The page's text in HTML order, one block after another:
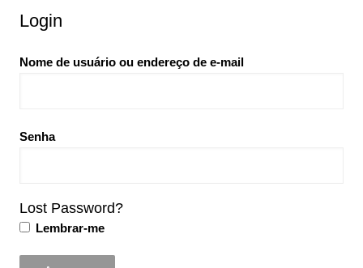
Login
Nome de usuário ou endereço de e-mail
Senha
Lost Password?
Lembrar-me